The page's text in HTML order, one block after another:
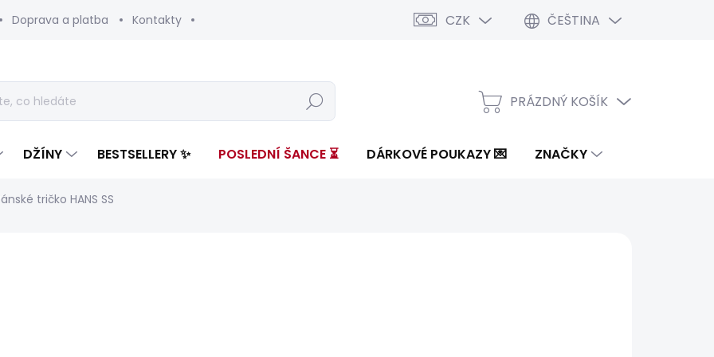
Doprava a platba Kontakty CZK ČEŠTINA
Hledat NÁKUPNÍ
PRÁZDNÝ KOŠÍK
DŽÍNY BESTSELLERY ✨ POSLEDNÍ ŠANCE ⏳ DÁRKOVÉ POUKAZY 💌 ZNAČKY
tričko HANS SS